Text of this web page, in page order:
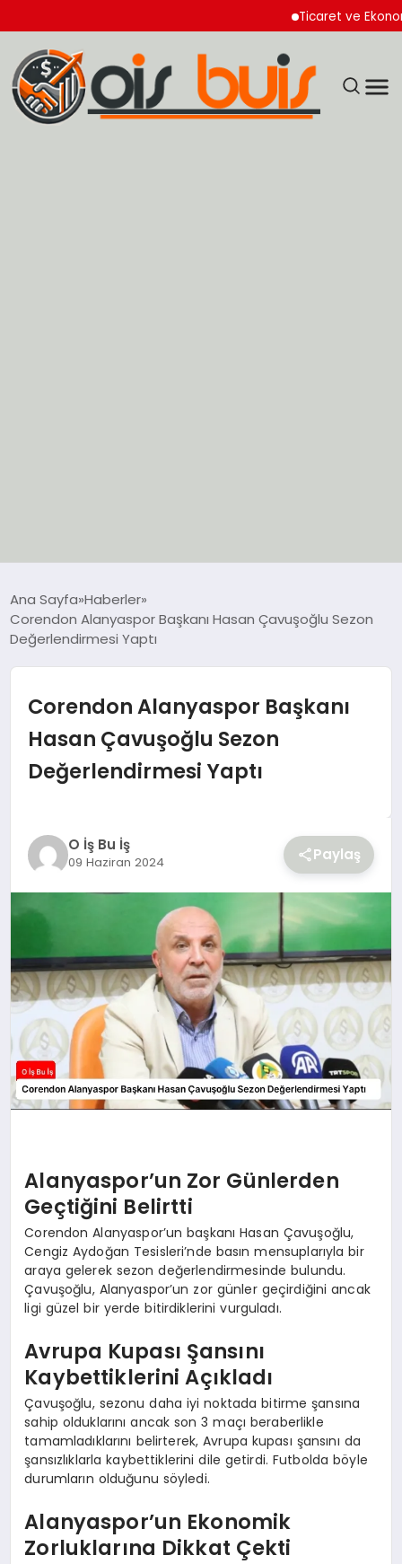
Ticaret ve Ekonomik
EKONOMİ
SPOR
Ana Sayfa Haberler
Corendon Alanyaspor Başkanı Hasan Çavuşoğlu Sezon
Değerlendirmesi Yaptı
Corendon Alanyaspor Başkanı
Hasan Çavuşoğlu Sezon
Değerlendirmesi Yaptı
O İş Bu İş
09 Haziran 2024 Paylaş
Alanyaspor’un Zor Günlerden
Geçtiğini Belirtti
Corendon Alanyaspor’un başkanı Hasan Çavuşoğlu,
Cengiz Aydoğan Tesisleri’nde basın mensuplarıyla bir
araya gelerek sezon değerlendirmesinde bulundu.
Çavuşoğlu, Alanyaspor’un zor günler geçirdiğini ancak
ligi güzel bir yerde bitirdiklerini vurguladı.
Avrupa Kupası Şansını
Kaybettiklerini Açıkladı
Çavuşoğlu, sezonu daha iyi noktada bitirme şansına
sahip olduklarını ancak son 3 maçı beraberlikle
tamamladıklarını belirterek, Avrupa kupası şansını da
şansızlıklarla kaybettiklerini dile getirdi. Futbolda böyle
durumların olduğunu söyledi.
Alanyaspor’un Ekonomik
Zorluklarına Dikkat Çekti